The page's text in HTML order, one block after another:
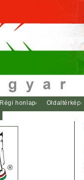
Régi honlap Oldaltérkép